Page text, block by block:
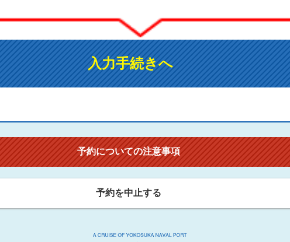
入力手続きへ
予約についての注意事項
予約を中止する